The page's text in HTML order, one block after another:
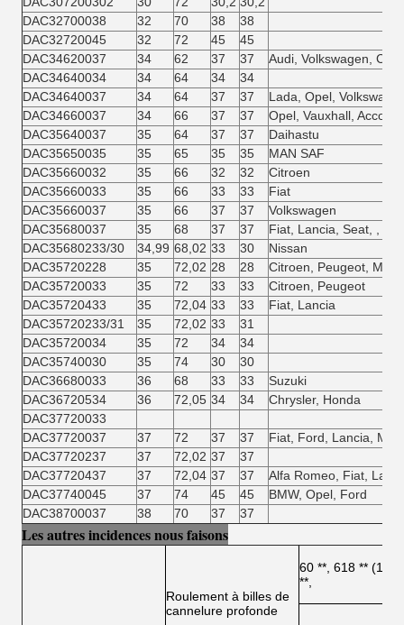
DAC32700038
32 70 38
38
DAC32720045
32 72 45
45
DAC34620037
34 62 37 37
Audi, Volkswagen,
DAC34640034
34 64 34
34
DAC34640037
34 64 37 37
Lada, Opel,
DAC34660037
34 66 37 37
Opel, Vauxhall, Accord
DAC35640037
35 64 37 37
Daihastu
DAC35650035
35 65 35 35
MAN SAF
DAC35660032
35 66 32 32
Citroen
DAC35660033
35 66 33 33
Fiat
DAC35660037
35 66 37 37
Volkswagen
DAC35680037
35 68 37 37
Fiat, Lancia, Seat, ,
DAC35680233/30
34,99 68,02 33 30
Nissan
DAC35720228
35 72,02 28 28
Citroen, Peugeot, MAN
DAC35720033
35 72 33 33
Citroen, Peugeot
DAC35720433
35 72,04 33 33
Fiat, Lancia
DAC35720233/31
35 72,02 33
31
DAC35720034
35 72 34
34
DAC35740030
35 74 30
30
DAC36680033
36 68 33 33
Suzuki
DAC36720534
36 72,05 34 34
Chrysler, Honda
DAC37720033
DAC37720037
37 72 37 37
Fiat, Ford, Lancia,
DAC37720237
37 72,02 37
37
DAC37720437
37 72,04 37 37
Alfa Romeo, Fiat,
DAC37740045
37 74 45 45
BMW, Opel, Ford
DAC38700037
38 70 37 37
Les autres incidences nous faisons
Roulement à billes de
cannelure profonde
60 **, 618 **
**,